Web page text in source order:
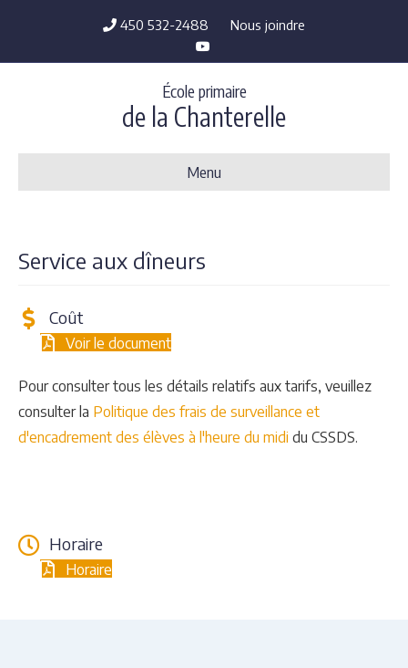
450 532-2488
Nous joindre
Youtube
École primaire
de la Chanterelle
Menu
Service aux dîneurs
Coût
Voir le document
Pour consulter tous les détails relatifs aux tarifs, veuillez
consulter la Politique des frais de surveillance et
d'encadrement des élèves à l'heure du midi du CSSDS.
Horaire
Horaire